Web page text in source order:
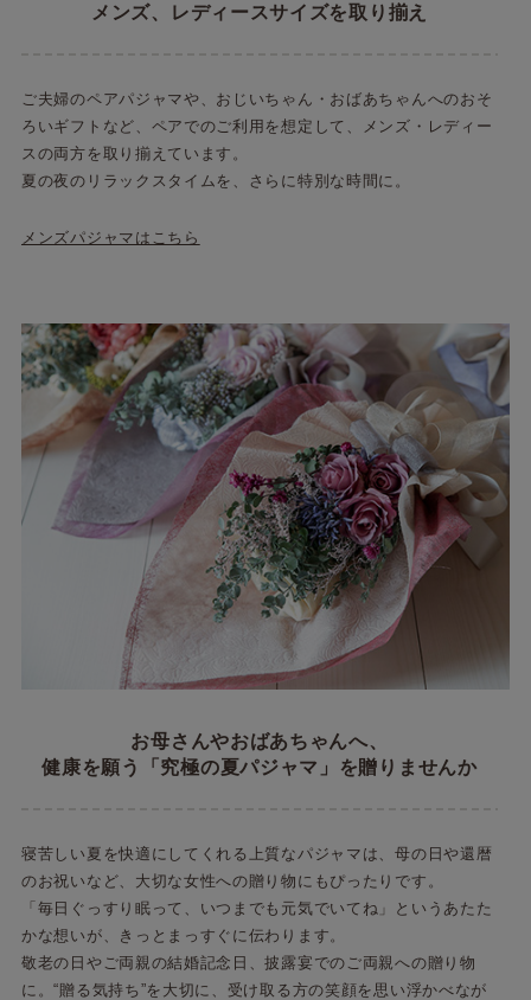
メンズ、レディースサイズを取り揃え
ご夫婦のペアパジャマや、おじいちゃん・おばあちゃんへのおそ
ろいギフトなど、ペアでのご利用を想定して、メンズ・レディー
スの両方を取り揃えています。
夏の夜のリラックスタイムを、さらに特別な時間に。
メンズパジャマはこちら
お母さんやおばあちゃんへ、
健康を願う「究極の夏パジャマ」を贈りませんか
寝苦しい夏を快適にしてくれる上質なパジャマは、母の日や還暦
のお祝いなど、大切な女性への贈り物にもぴったりです。
「毎日ぐっすり眠って、いつまでも元気でいてね」というあたた
かな想いが、きっとまっすぐに伝わります。
敬老の日やご両親の結婚記念日、披露宴でのご両親への贈り物
に。“贈る気持ち”を大切に、受け取る方の笑顔を思い浮かべなが